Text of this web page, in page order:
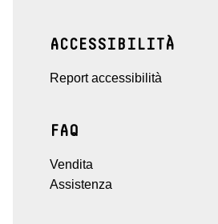
ACCESSIBILITÀ
Report accessibilità
FAQ
Vendita
Assistenza